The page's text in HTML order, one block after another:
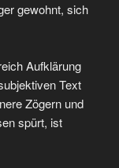
gewohnt, sich
Aufklärung
Text
Zögern und
spürt, ist